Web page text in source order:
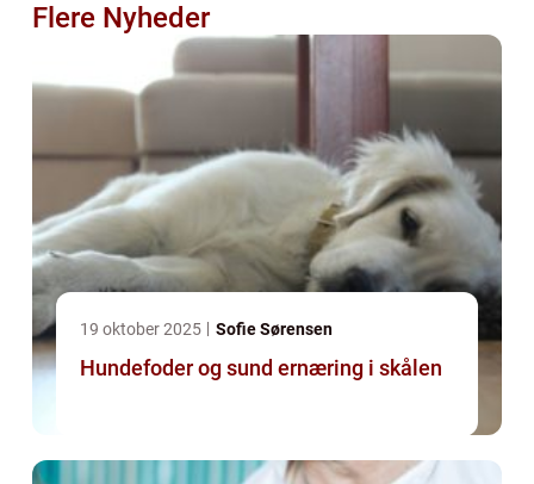
Flere Nyheder
19 oktober 2025 Sofie Sørensen
Hundefoder og sund ernæring i skålen